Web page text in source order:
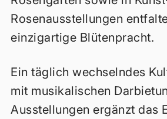
Rosenausstellungen
einzigartige Blütenpracht.
Ein täglich wechselndes
mit musikalischen
Ausstellungen ergänzt das